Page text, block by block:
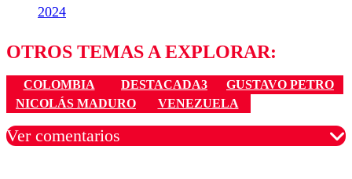
2024
OTROS TEMAS A EXPLORAR:
COLOMBIA DESTACADA3
GUSTAVO PETRO
NICOLÁS MADURO
VENEZUELA
Ver comentarios